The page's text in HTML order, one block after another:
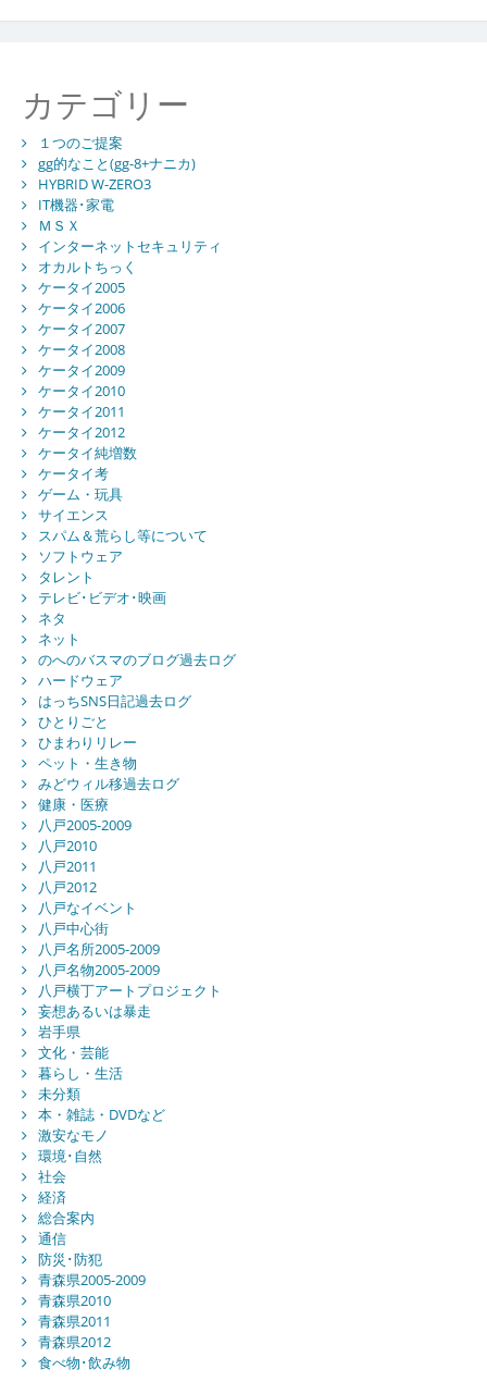
カテゴリー
１つのご提案
gg的なこと(gg-8+ナニカ)
HYBRID W-ZERO3
IT機器･家電
ＭＳＸ
インターネットセキュリティ
オカルトちっく
ケータイ2005
ケータイ2006
ケータイ2007
ケータイ2008
ケータイ2009
ケータイ2010
ケータイ2011
ケータイ2012
ケータイ純増数
ケータイ考
ゲーム・玩具
サイエンス
スパム＆荒らし等について
ソフトウェア
タレント
テレビ･ビデオ･映画
ネタ
ネット
のへのバスマのブログ過去ログ
ハードウェア
はっちSNS日記過去ログ
ひとりごと
ひまわりリレー
ペット・生き物
みどウィル移過去ログ
健康・医療
八戸2005-2009
八戸2010
八戸2011
八戸2012
八戸なイベント
八戸中心街
八戸名所2005-2009
八戸名物2005-2009
八戸横丁アートプロジェクト
妄想あるいは暴走
岩手県
文化・芸能
暮らし・生活
未分類
本・雑誌・DVDなど
激安なモノ
環境･自然
社会
経済
総合案内
通信
防災･防犯
青森県2005-2009
青森県2010
青森県2011
青森県2012
食べ物･飲み物